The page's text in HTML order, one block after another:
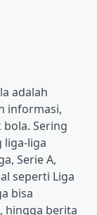
adalah
informasi,
Sering
liga-liga
Serie A,
seperti Liga
bisa
hingga berita